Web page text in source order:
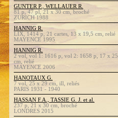
GUNTER P., WELLAUER R.
81 p, 47 pl, 21 x 30 cm, broché
ZURICH 1988
HANNIG R.
LIX, 1414 p, 21 cartes, 13 x 19,5 cm, relié
MAYENCE 1995
HANNIG R.
2 vol, vol 1: 1616 p, vol 2: 1658 p, 17 x 25
cm, relié
MAYENCE 2006
HANOTAUX G.
7 vol, 25 x 29 cm, ill, reliés
PARIS 1931 - 1940
HASSAN F.A., TASSIE G. J. et al.
237 p, 21 x 30 cm, broché
LONDRES 2015